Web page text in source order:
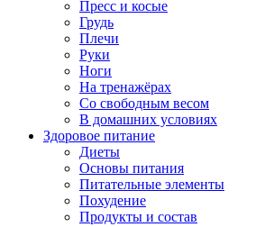
Пресс и косые
Грудь
Плечи
Руки
Ноги
На тренажёрах
Со свободным весом
В домашних условиях
Здоровое питание
Диеты
Основы питания
Питательные элементы
Похудение
Продукты и состав